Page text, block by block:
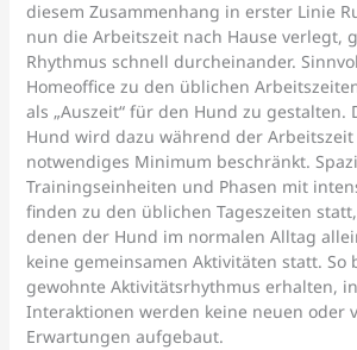
diesem Zusammenhang in erster Linie
nun die Arbeitszeit nach Hause verlegt,
Rhythmus schnell durcheinander.
Homeoffice zu den üblichen
als „Auszeit“ für den Hund zu gestalten.
Hund wird dazu während der
notwendiges Minimum beschränkt.
Trainingseinheiten und Phasen mit
finden zu den üblichen Tageszeiten
denen der Hund im normalen Alltag
keine gemeinsamen Aktivitäten statt. So
gewohnte Aktivitätsrhythmus erhalten,
Interaktionen werden keine neuen oder
Erwartungen aufgebaut.